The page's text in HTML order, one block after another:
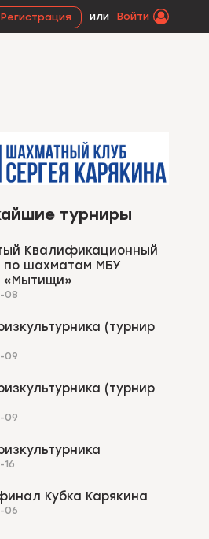
Регистрация или Войти
турниры
Квалификационный
по шахматам МБУ
08
(турнир
09
(турнир
09
Кубка Карякина
06